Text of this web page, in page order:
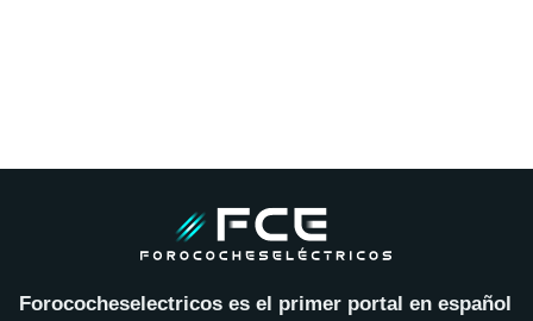
Forococheselectricos es el primer portal en español